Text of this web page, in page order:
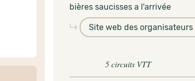
bières saucisses a l'arrivée
Site web des organisateurs
5 circuits VTT